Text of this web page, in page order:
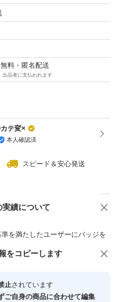
料・匿名配送
出品者に支払われます
テ変×
本人確認済
スピード＆安心発送
実績について
を満たしたユーザーにバッジを
心・安全なユーザーです
商品への質問
をコピーします
止されています
ご自身の商品に合わせて編集
スメ